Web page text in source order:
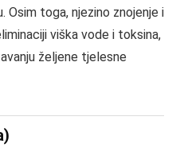
Osim toga, njezino znojenje i
viška vode i toksina,
željene tjelesne